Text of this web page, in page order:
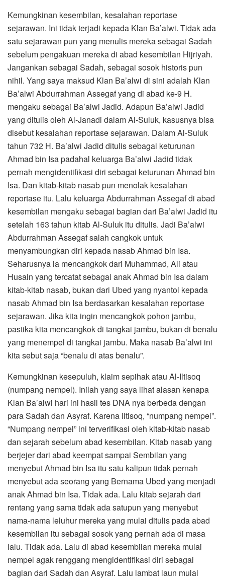
Kemungkinan kesembilan, kesalahan reportase
sejarawan. Ini tidak terjadi kepada Klan Ba’alwi. Tidak ada
satu sejarawan pun yang menulis mereka sebagai Sadah
sebelum pengakuan mereka di abad kesembilan Hijriyah.
Jangankan sebagai Sadah, sebagai sosok historis pun
nihil. Yang saya maksud Klan Ba’alwi di sini adalah Klan
Ba’alwi Abdurrahman Assegaf yang di abad ke-9 H.
mengaku sebagai Ba’alwi Jadid. Adapun Ba’alwi Jadid
yang ditulis oleh Al-Janadi dalam Al-Suluk, kasusnya bisa
disebut kesalahan reportase sejarawan. Dalam Al-Suluk
tahun 732 H. Ba’alwi Jadid ditulis sebagai keturunan
Ahmad bin Isa padahal keluarga Ba’alwi Jadid tidak
pernah mengidentifikasi diri sebagai keturunan Ahmad bin
Isa. Dan kitab-kitab nasab pun menolak kesalahan
reportase itu. Lalu keluarga Abdurrahman Assegaf di abad
kesembilan mengaku sebagai bagian dari Ba’alwi Jadid itu
setelah 163 tahun kitab Al-Suluk itu ditulis. Jadi Ba’alwi
Abdurrahman Assegaf salah cangkok untuk
menyambungkan diri kepada nasab Ahmad bin Isa.
Seharusnya ia mencangkok dari Muhammad, Ali atau
Husain yang tercatat sebagai anak Ahmad bin Isa dalam
kitab-kitab nasab, bukan dari Ubed yang nyantol kepada
nasab Ahmad bin Isa berdasarkan kesalahan reportase
sejarawan. Jika kita ingin mencangkok pohon jambu,
pastika kita mencangkok di tangkai jambu, bukan di benalu
yang menempel di tangkai jambu. Maka nasab Ba’alwi ini
kita sebut saja “benalu di atas benalu”.
Kemungkinan kesepuluh, klaim sepihak atau Al-Iltisoq
(numpang nempel). Inilah yang saya lihat alasan kenapa
Klan Ba’alwi hari ini hasil tes DNA nya berbeda dengan
para Sadah dan Asyraf. Karena iltisoq, “numpang nempel”.
“Numpang nempel” ini terverifikasi oleh kitab-kitab nasab
dan sejarah sebelum abad kesembilan. Kitab nasab yang
berjejer dari abad keempat sampai Sembilan yang
menyebut Ahmad bin Isa itu satu kalipun tidak pernah
menyebut ada seorang yang Bernama Ubed yang menjadi
anak Ahmad bin Isa. Tidak ada. Lalu kitab sejarah dari
rentang yang sama tidak ada satupun yang menyebut
nama-nama leluhur mereka yang mulai ditulis pada abad
kesembilan itu sebagai sosok yang pernah ada di masa
lalu. Tidak ada. Lalu di abad kesembilan mereka mulai
nempel agak renggang mengidentifikasi diri sebagai
bagian dari Sadah dan Asyraf. Lalu lambat laun mulai